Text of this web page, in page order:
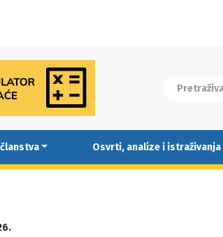
Osvrti, analize i istraživanja